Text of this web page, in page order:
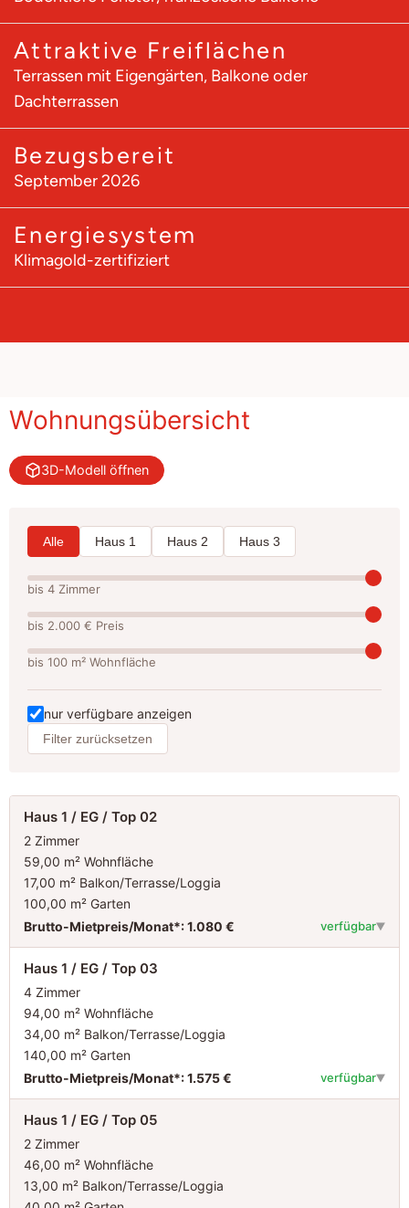
Attraktive Freiflächen
Terrassen mit Eigengärten, Balkone oder
Dachterrassen
Bezugsbereit
September 2026
Energiesystem
Klimagold-zertifiziert